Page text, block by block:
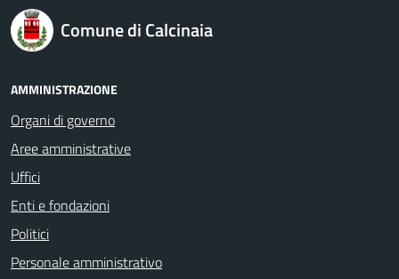
logo Unione Europea
Comune di Calcinaia
AMMINISTRAZIONE
Organi di governo
Aree amministrative
Uffici
Enti e fondazioni
Politici
Personale amministrativo